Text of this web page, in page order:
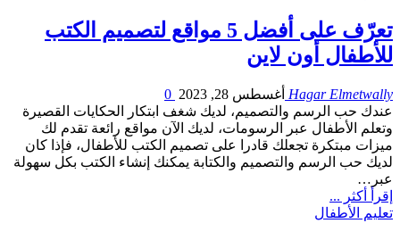
تعرّف على أفضل 5 مواقع لتصميم الكتب
للأطفال أون لاين
Hagar Elmetwally أغسطس 28, 2023
عندك حب الرسم والتصميم، لديك شغف ابتكار الحكايات القصيرة
وتعلم الأطفال عبر الرسومات، لديك الآن مواقع رائعة تقدم لك
ميزات مبتكرة تجعلك قادرا على تصميم الكتب للأطفال، فإذا كان
لديك حب الرسم والتصميم والكتابة يمكنك إنشاء الكتب بكل سهولة
عبر…
إقرأ أكثر ...
تعليم الأطفال